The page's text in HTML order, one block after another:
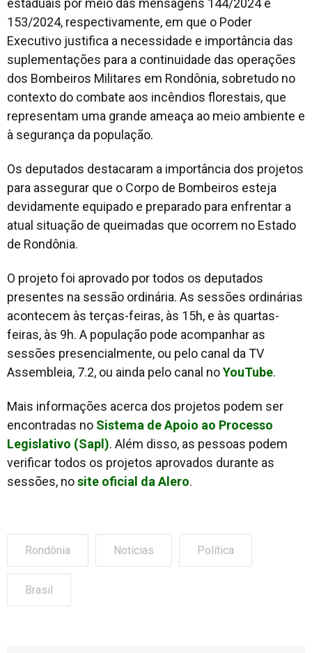
estaduais por meio das mensagens 144/2024 e
153/2024, respectivamente, em que o Poder
Executivo justifica a necessidade e importância das
suplementações para a continuidade das operações
dos Bombeiros Militares em Rondônia, sobretudo no
contexto do combate aos incêndios florestais, que
representam uma grande ameaça ao meio ambiente e
à segurança da população.
Os deputados destacaram a importância dos projetos
para assegurar que o Corpo de Bombeiros esteja
devidamente equipado e preparado para enfrentar a
atual situação de queimadas que ocorrem no Estado
de Rondônia.
O projeto foi aprovado por todos os deputados
presentes na sessão ordinária. As sessões ordinárias
acontecem às terças-feiras, às 15h, e às quartas-
feiras, às 9h. A população pode acompanhar as
sessões presencialmente, ou pelo canal da TV
Assembleia, 7.2, ou ainda pelo canal noYouTube.
Mais informações acerca dos projetos podem ser
encontradas no Sistema de Apoio ao Processo
Legislativo (Sapl). Além disso, as pessoas podem
verificar todos os projetos aprovados durante as
sessões, nosite oficial da Alero.
Rondônia Notícias Política
Brasil